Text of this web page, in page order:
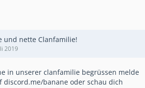
und nette Clanfamilie!
2019
in unserer clanfamilie begrüssen melde
discord.me/banane oder schau dich